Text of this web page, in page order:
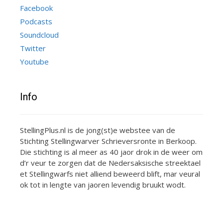
Facebook
Podcasts
Soundcloud
Twitter
Youtube
Info
StellingPlus.nl is de jong(st)e webstee van de
Stichting Stellingwarver Schrieversronte in Berkoop.
Die stichting is al meer as 40 jaor drok in de weer om
d’r veur te zorgen dat de Nedersaksische streektael
et Stellingwarfs niet alliend beweerd blift, mar veural
ok tot in lengte van jaoren levendig bruukt wodt.